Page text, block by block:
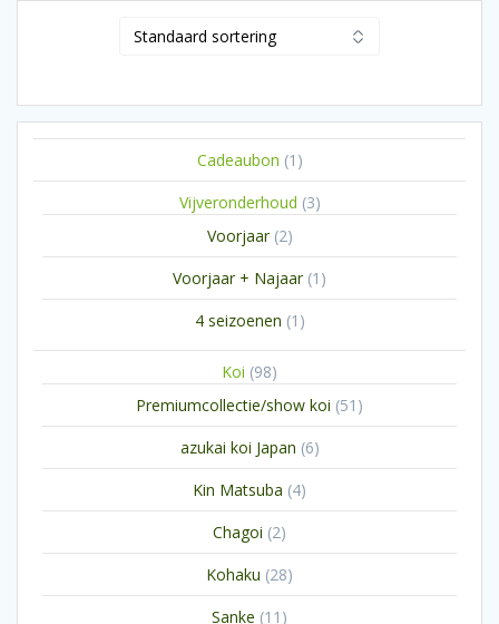
Cadeaubon 1 1
product
Vijveronderhoud 33
Voorjaar 22
producten
Voorjaar + Najaar 1 1
product
4 seizoenen 1 1
Koi 9898
producten
Premiumcollectie/show koi 51 51
producten
azukai koi Japan 66
producten
Kin Matsuba 44
producten
Chagoi 22
producten
Kohaku 2828
producten
Sanke 11 11